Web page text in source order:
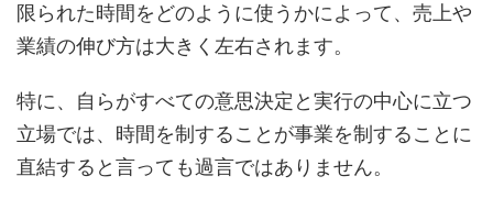
限られた時間をどのように使うかによって、売上や
業績の伸び方は大きく左右されます。
特に、自らがすべての意思決定と実行の中心に立つ
立場では、時間を制することが事業を制することに
直結すると言っても過言ではありません。